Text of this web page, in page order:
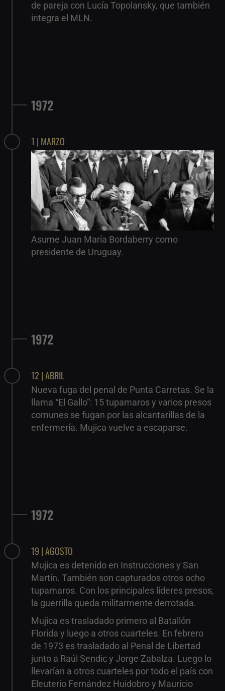
de pareja con Lucía Topolansky, que también
integra el MLN.
1972
1 | MARZO
Asume Juan María Bordaberry como
presidente de Uruguay.
1972
12 | ABRIL
Nueva fuga del penal de Punta Carretas. Se la
llama “El Gallo”: 15 tupamaros y varios presos
comunes se fugan por las alcantarillas de la
enfermería. Mujica vuelve a escaparse.
1972
19 | AGOSTO
Mujica es detenido en Instrucciones y San
Martín. También son capturados otros ocho
tupamaros. Con los principales líderes presos,
la guerrilla queda militarmente derrotada.
Mujica es trasladado primero al Batallón
Florida y luego a otros cuarteles. En febrero
de 1973 es trasladado al Penal de Libertad
junto a Raúl Sendic y Jorge Zabalza. Luego lo
llevarían a otros cuarteles por todo el país con
Eleuterio Fernández Huidobro y Mauricio